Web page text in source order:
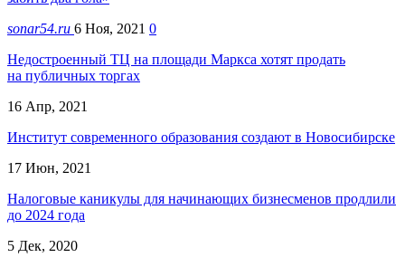
sonar54.ru 6 Ноя, 2021 0
Недостроенный ТЦ на площади Маркса хотят продать
на публичных торгах
16 Апр, 2021
Институт современного образования создают в Новосибирске
17 Июн, 2021
Налоговые каникулы для начинающих бизнесменов продлили
до 2024 года
5 Дек, 2020